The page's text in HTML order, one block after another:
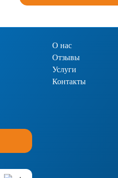
О нас
Отзывы
Услуги
Контакты